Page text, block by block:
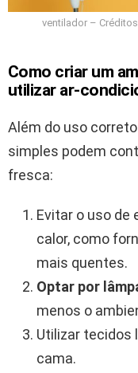
ventilador –
Como criar um
utilizar ar-
Além do uso
simples podem
fresca:
Evitar o uso de
calor, como
mais quentes.
Optar por
menos o
Utilizar tecidos
cama.